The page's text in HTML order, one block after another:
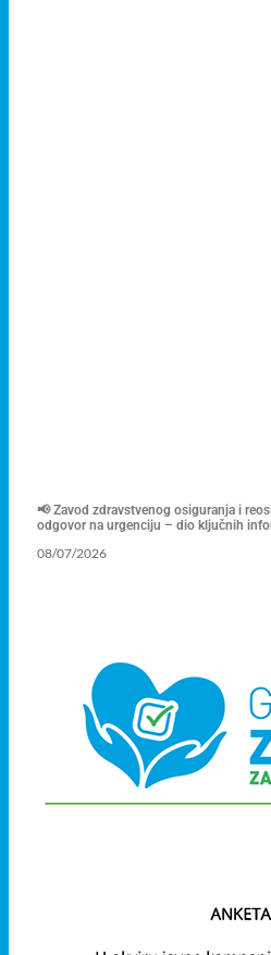
📢 Zavod zdravstvenog osiguranja i
odgovor na urgenciju – dio ključnih
08/07/2026